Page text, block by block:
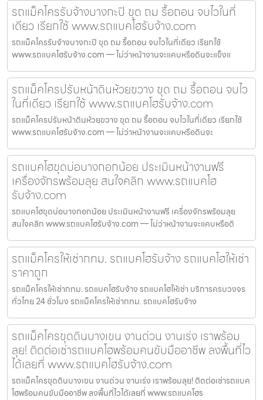
รถแม็คโครรับจ้างบางกะปิ ขุด ถม รื้อถอน จบไวในที่
เดียว เรียกใช้ www.รถแบคโฮรับจ้าง.com
รถแม็คโครรับจ้างบางกะปิ ขุด ถม รื้อถอน จบไวในที่เดียว เรียกใช้
www.รถแบคโฮรับจ้าง.com — ไม่ว่าหน้างานจะแคบหรือดินจะแข็งแ
รถแม็คโครปรับหน้าดินห้วยขวาง ขุด ถม รื้อถอน จบไว
ในที่เดียว เรียกใช้ www.รถแบคโฮรับจ้าง.com
รถแม็คโครปรับหน้าดินห้วยขวาง ขุด ถม รื้อถอน จบไวในที่เดียว เรียกใช้
www.รถแบคโฮรับจ้าง.com — ไม่ว่าหน้างานจะแคบหรือดินจะ
รถแบคโฮขุดบ่อบางกอกน้อย ประเมินหน้างานฟรี
เครื่องจักรพร้อมลุย สนใจคลิก www.รถแบคโฮ
รับจ้าง.com
รถแบคโฮขุดบ่อบางกอกน้อย ประเมินหน้างานฟรี เครื่องจักรพร้อมลุย
สนใจคลิก www.รถแบคโฮรับจ้าง.com — ไม่ว่าหน้างานจะแคบหรือดิ
รถแม็คโครให้เช่ากทม. รถแบคโฮรับจ้าง รถแบคโฮให้เช่า
ราคาถูก
รถแม็คโครให้เช่ากทม. รถแบคโฮรับจ้าง รถแบคโฮให้เช่า บริการครบวงจร
ทั่วไทย 24 ชั่วโมง รถแม็คโครให้เช่ากทม. รถแบคโฮรับจ้าง
รถแม็คโครขุดดินบางเขน งานด่วน งานเร่ง เราพร้อม
ลุย! ติดต่อเช่ารถแบคโฮพร้อมคนขับมืออาชีพ ลงพื้นที่ไว
ได้เลยที่ www.รถแบคโฮรับจ้าง.com
รถแม็คโครขุดดินบางเขน งานด่วน งานเร่ง เราพร้อมลุย! ติดต่อเช่ารถแบค
โฮพร้อมคนขับมืออาชีพ ลงพื้นที่ไวได้เลยที่ www.รถแบคโฮร